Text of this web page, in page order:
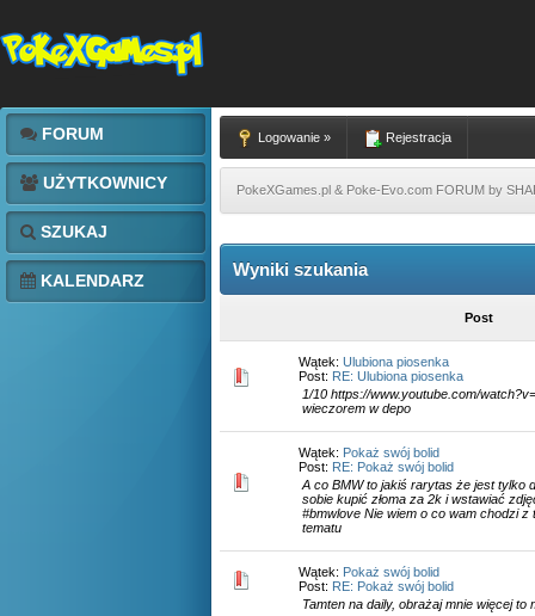
FORUM
UŻYTKOWNICY
SZUKAJ
KALENDARZ
Logowanie » Rejestracja
PokeXGames.pl & Poke-Evo.com FORUM by
Wyniki szukania
Post
Wątek: Ulubiona piosenka
Post: RE: Ulubiona piosenka
1/10 https://www.youtube.com/
wieczorem w depo
Wątek: Pokaż swój bolid
Post: RE: Pokaż swój bolid
A co BMW to jakiś rarytas że jest tylko
sobie kupić złoma za 2k i wstawiać
#bmwlove Nie wiem o co wam chodzi z
tematu
Wątek: Pokaż swój bolid
Post: RE: Pokaż swój bolid
Tamten na daily, obrażaj mnie więcej